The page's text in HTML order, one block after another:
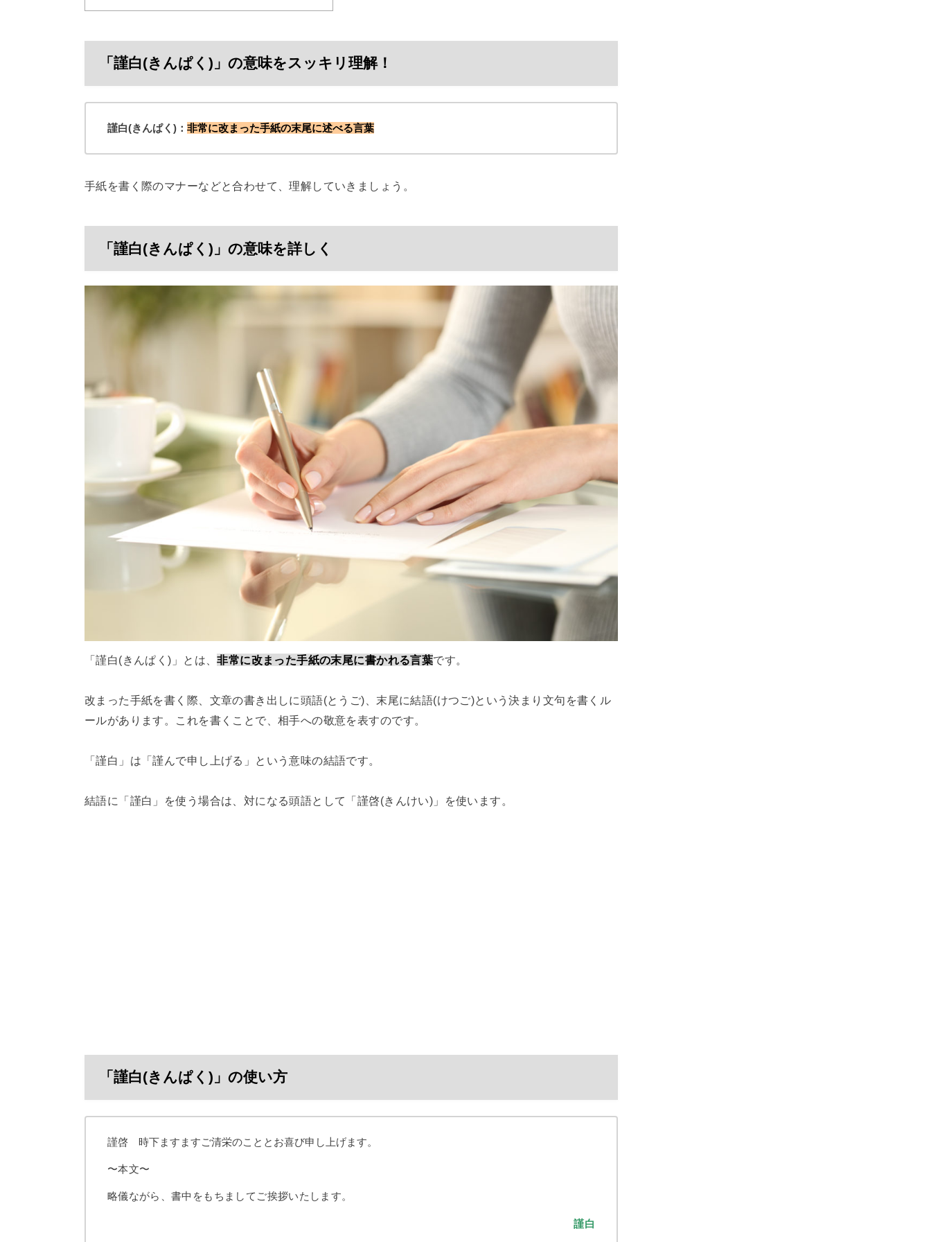
「謹白(きんぱく)」の意味をスッキリ理解！
謹白(きんぱく)： 非常に改まった手紙の末尾に述べる言葉
手紙を書く際のマナーなどと合わせて、理解していきましょう。
「謹白(きんぱく)」の意味を詳しく
「謹白(きんぱく)」とは、非常に改まった手紙の末尾に書かれる言葉です。
改まった手紙を書く際、文章の書き出しに頭語(とうご)、末尾に結語(けつご)という決まり文句を書くル
ールがあります。これを書くことで、相手への敬意を表すのです。
「謹白」は「謹んで申し上げる」という意味の結語です。
結語に「謹白」を使う場合は、対になる頭語として「謹啓(きんけい)」を使います。
「謹白(きんぱく)」の使い方
謹啓 時下ますますご清栄のこととお喜び申し上げます。
〜本文〜
略儀ながら、書中をもちましてご挨拶いたします。
謹白